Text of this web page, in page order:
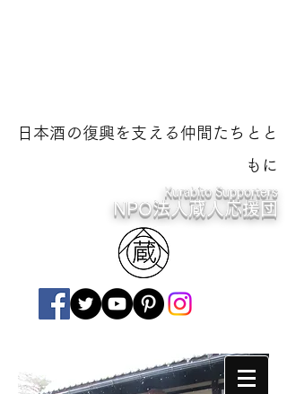
日本酒の復興を支える仲間たちとと
もに
Kurabito Supporters
NPO法人蔵人応援団